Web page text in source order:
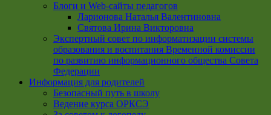
Блоги и Web-сайты педагогов
Ларионова Наталья Валентиновна
Святова Ирина Викторовна
Экспертный совет по информатизации системы
образования и воспитания Временной комиссии
по развитию информационного общества Совета
Федерации
Информация для родителей
Безопасный путь в школу
Ведение курса ОРКСЭ